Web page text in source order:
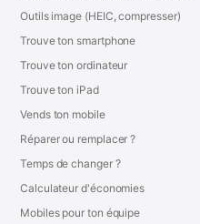
Outils image (HEIC, compresser)
Trouve ton smartphone
Trouve ton ordinateur
Trouve ton iPad
Vends ton mobile
Réparer ou remplacer ?
Temps de changer ?
Calculateur d'économies
Mobiles pour ton équipe